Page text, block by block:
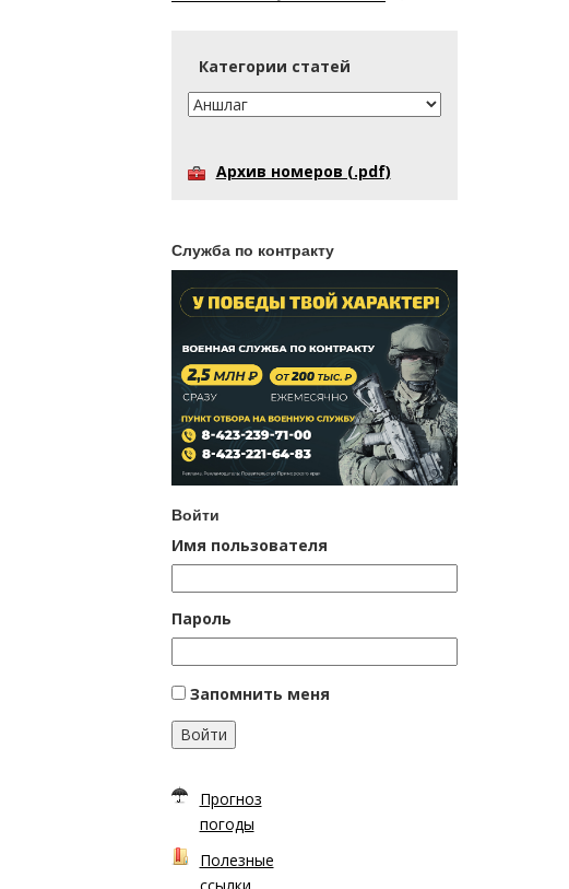
Категории статей
Архив номеров (.pdf)
Служба по контракту
Войти
Имя пользователя
Пароль
Запомнить меня
Войти
Прогноз
погоды
Полезные